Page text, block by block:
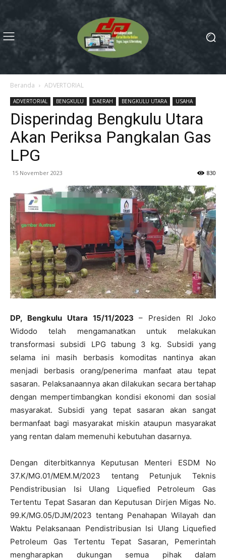
Beranda ADVERTORIAL
ADVERTORIAL BENGKULU DAERAH BENGKULU UTARA USAHA
Disperindag Bengkulu Utara
Akan Periksa Pangkalan Gas
LPG
15 November 2023 830
DP, Bengkulu Utara 15/11/2023 – Presiden RI Joko
Widodo telah mengamanatkan untuk melakukan
transformasi subsidi LPG tabung 3 kg. Subsidi yang
selama ini masih berbasis komoditas nantinya akan
menjadi berbasis orang/penerima manfaat atau tepat
sasaran. Pelaksanaannya akan dilakukan secara bertahap
dengan mempertimbangkan kondisi ekonomi dan sosial
masyarakat. Subsidi yang tepat sasaran akan sangat
bermanfaat bagi masyarakat miskin ataupun masyarakat
yang rentan dalam memenuhi kebutuhan dasarnya.
Dengan diterbitkannya Keputusan Menteri ESDM No
37.K/MG.01/MEM.M/2023 tentang Petunjuk Teknis
Pendistribusian Isi Ulang Liquefied Petroleum Gas
Tertentu Tepat Sasaran dan Keputusan Dirjen Migas No.
99.K/MG.05/DJM/2023 tentang Penahapan Wilayah dan
Waktu Pelaksanaan Pendistribusian Isi Ulang Liquefied
Petroleum Gas Tertentu Tepat Sasaran, Pemerintah
mengharapkan dukungan semua pihak dalam